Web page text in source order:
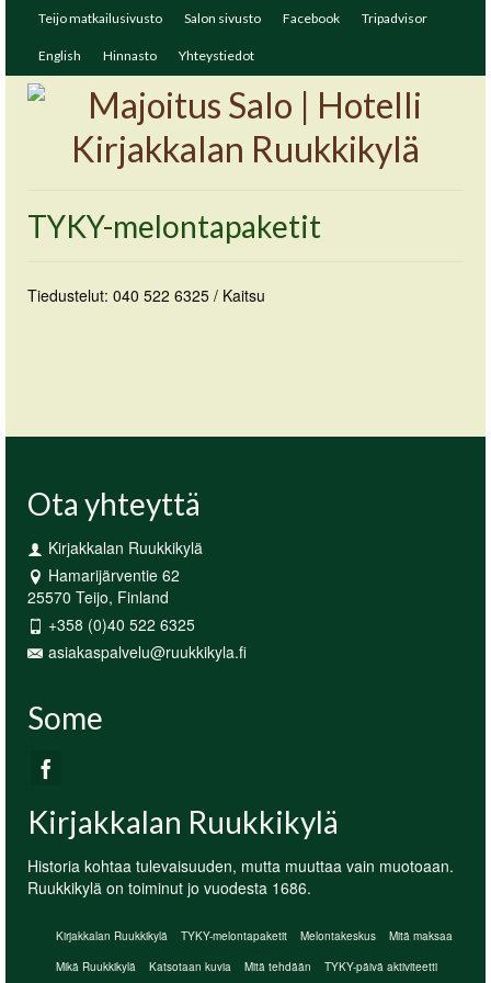
Teijo matkailusivusto Salon sivusto Facebook Tripadvisor
English Hinnasto Yhteystiedot
TYKY-melontapaketit
Tiedustelut: 040 522 6325 / Kaitsu
Ota yhteyttä
Kirjakkalan Ruukkikylä
Hamarijärventie 62
25570 Teijo, Finland
+358 (0)40 522 6325
asiakaspalvelu@ruukkikyla.fi
Some
Kirjakkalan Ruukkikylä
Historia kohtaa tulevaisuuden, mutta muuttaa vain muotoaan.
Ruukkikylä on toiminut jo vuodesta 1686.
Kirjakkalan Ruukkikylä TYKY-melontapaketit Melontakeskus
Mitä maksaa
Mikä Ruukkikylä
Katsotaan kuvia Mitä tehdään TYKY-päivä aktiviteetti